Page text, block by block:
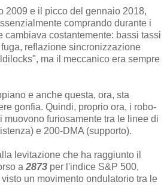
2009 e il picco del gennaio 2018,
comprando durante i
cambiava costantemente: bassi tassi
reflazione sincronizzazione
ma il meccanico era sempre
e anche questa, ora, sta
gonfia. Quindi, proprio ora, i robo-
muovono furiosamente tra le linee di
e 200-DMA (supporto).
levitazione che ha raggiunto il
a 2873 per l'indice S&P 500,
un movimento ondulatorio tra le